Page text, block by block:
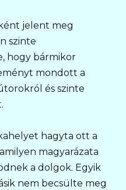
jelent meg
szinte
hogy bármikor
mondott a
és szinte
hagyta ott a
magyarázata
a dolgok. Egyik
nem becsülte meg